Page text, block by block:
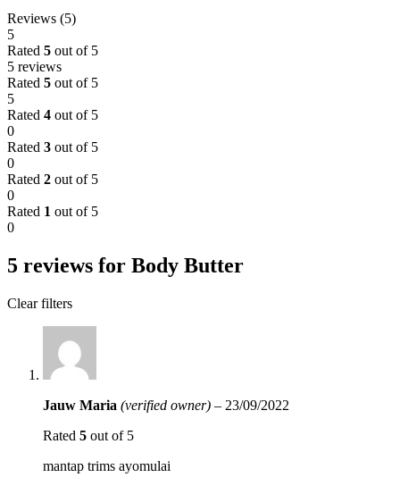
Reviews (5)
5
Rated 5 out of 5
5 reviews
Rated 5 out of 5
5
Rated 4 out of 5
0
Rated 3 out of 5
0
Rated 2 out of 5
0
Rated 1 out of 5
0
5 reviews for Body Butter
Clear filters
Jauw Maria (verified owner) – 23/09/2022
Rated 5 out of 5
mantap trims ayomulai